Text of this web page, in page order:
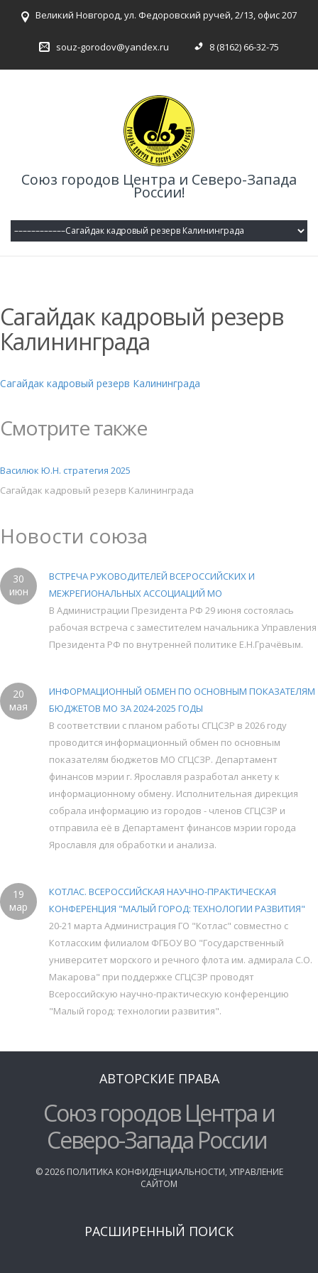
Великий Новгород, ул. Федоровский ручей, 2/13, офис 207
souz-gorodov@yandex.ru 8 (8162) 66-32-75
Союз городов Центра и Северо-Запада
России!
Сагайдак кадровый резерв
Калининграда
Сагайдак кадровый резерв Калининграда
Смотрите также
Василюк Ю.Н. стратегия 2025
Сагайдак кадровый резерв Калининграда
Новости союза
30
июн
ВСТРЕЧА РУКОВОДИТЕЛЕЙ ВСЕРОССИЙСКИХ И
МЕЖРЕГИОНАЛЬНЫХ АССОЦИАЦИЙ МО
В Администрации Президента РФ 29 июня состоялась
рабочая встреча с заместителем начальника Управления
Президента РФ по внутренней политике Е.Н.Грачёвым.
20
мая
ИНФОРМАЦИОННЫЙ ОБМЕН ПО ОСНОВНЫМ ПОКАЗАТЕЛЯМ
БЮДЖЕТОВ МО ЗА 2024-2025 ГОДЫ
В соответствии с планом работы СГЦСЗР в 2026 году
проводится информационный обмен по основным
показателям бюджетов МО СГЦСЗР. Департамент
финансов мэрии г. Ярославля разработал анкету к
информационному обмену. Исполнительная дирекция
собрала информацию из городов - членов СГЦСЗР и
отправила её в Департамент финансов мэрии города
Ярославля для обработки и анализа.
19
мар
КОТЛАС. ВСЕРОССИЙСКАЯ НАУЧНО-ПРАКТИЧЕСКАЯ
КОНФЕРЕНЦИЯ "МАЛЫЙ ГОРОД: ТЕХНОЛОГИИ РАЗВИТИЯ"
20-21 марта Администрация ГО "Котлас" совместно с
Котласским филиалом ФГБОУ ВО "Государственный
университет морского и речного флота им. адмирала С.О.
Макарова" при поддержке СГЦСЗР проводят
Всероссийскую научно-практическую конференцию
"Малый город: технологии развития".
АВТОРСКИЕ ПРАВА
Союз городов Центра и
Северо-Запада России
©2026 ПОЛИТИКА КОНФИДЕНЦИАЛЬНОСТИ, УПРАВЛЕНИЕ
САЙТОМ
РАСШИРЕННЫЙ ПОИСК